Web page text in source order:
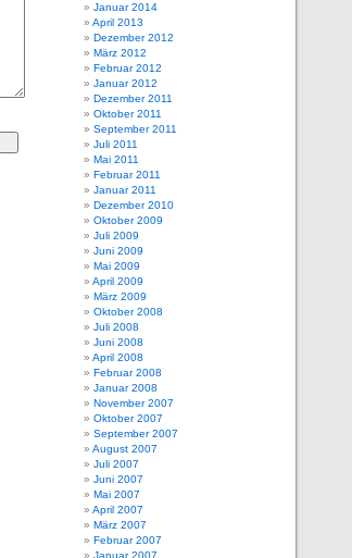
Januar 2014
April 2013
Dezember 2012
März 2012
Februar 2012
Januar 2012
Dezember 2011
Oktober 2011
September 2011
Juli 2011
Mai 2011
Februar 2011
Januar 2011
Dezember 2010
Oktober 2009
Juli 2009
Juni 2009
Mai 2009
April 2009
März 2009
Oktober 2008
Juli 2008
Juni 2008
April 2008
Februar 2008
Januar 2008
November 2007
Oktober 2007
September 2007
August 2007
Juli 2007
Juni 2007
Mai 2007
April 2007
März 2007
Februar 2007
Januar 2007